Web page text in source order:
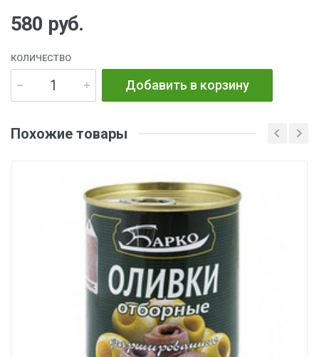
580 руб.
КОЛИЧЕСТВО
Добавить в корзину
Похожие товары